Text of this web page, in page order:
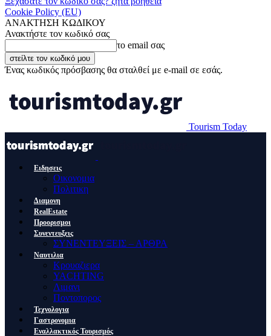
Cookie Policy (EU)
ΑΝΑΚΤΗΣΗ ΚΩΔΙΚΟΥ
Ανακτήστε τον κωδικό σας
το email σας
Ένας κωδικός πρόσβασης θα σταλθεί με e-mail σε εσάς.
Tourism Today
Ειδησεις
Οικονομια
Πολιτικη
Διαμονη
RealEstate
Προορισμοι
Συνεντευξεις
ΣΥΝΕΝΤΕΥΞΕΙΣ – ΑΡΘΡΑ
Ναυτιλια
Κρουαζιερα
YACHTING
Λιμανι
Ποντοπορος
Τεχνολογια
Γαστρονομια
Εναλλακτικός Τουρισμός